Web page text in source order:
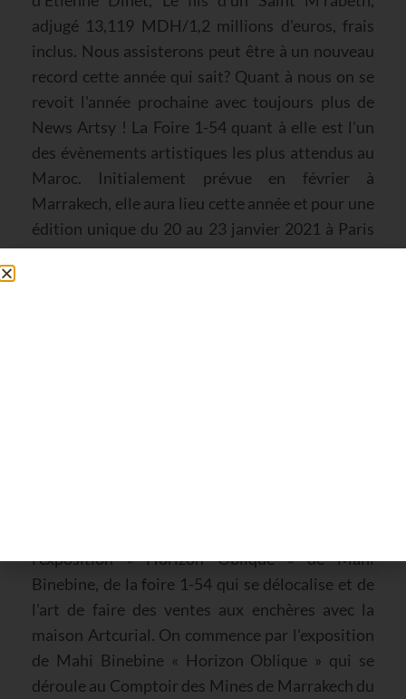
adjugé 13,119 MDH/1,2 millions d'euros, frais
inclus. Nous assisterons peut être à un nouveau
record cette année qui sait? Quant à nous on se
revoit l'année prochaine avec toujours plus de
News Artsy ! La Foire 1-54 quant à elle est l'un
des évènements artistiques les plus attendus au
Maroc. Initialement prévue en février à
Marrakech, elle aura lieu cette année et pour une
édition unique du 20 au 23 janvier 2021 à Paris
en partenariat avec Christie's.Ce partenariat fait
l'exposition « Horizon Oblique » de Mahi
Binebine, de la foire 1-54 qui se délocalise et de
l'art de faire des ventes aux enchères avec la
maison Artcurial. On commence par l'exposition
de Mahi Binebine « Horizon Oblique » qui se
déroule au Comptoir des Mines de Marrakech du